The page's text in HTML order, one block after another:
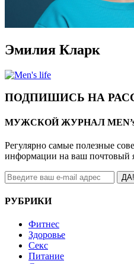
Эмилия Кларк
ПОДПИШИСЬ НА
МУЖСКОЙ ЖУРНАЛ
Регулярно самые полезные
информации на ваш почтовый
ДА!
РУБРИКИ
Фитнес
Здоровье
Секс
Питание